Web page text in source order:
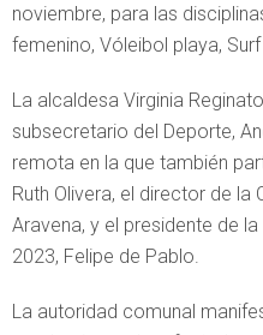
noviembre, para las
femenino, Vóleibol playa,
La alcaldesa Virginia
subsecretario del Deporte,
remota en la que también
Ruth Olivera, el director de la
Aravena, y el presidente de
2023, Felipe de Pablo.
La autoridad comunal